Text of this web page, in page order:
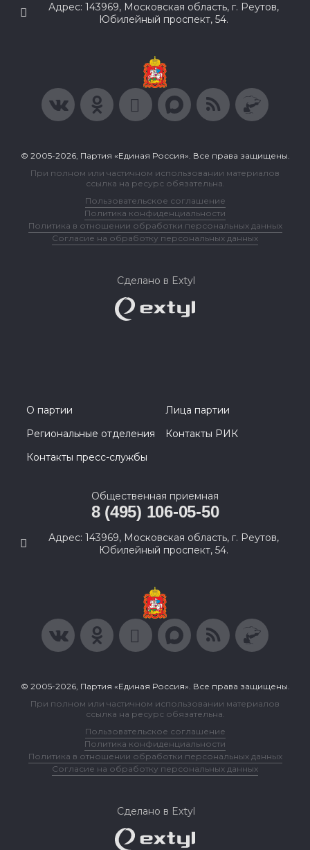
Адрес: 143969, Московская область, г. Реутов,
Юбилейный проспект, 54.
© 2005-2026, Партия «Единая Россия». Все права защищены.
При полном или частичном использовании материалов
ссылка на ресурс обязательна.
Пользовательское соглашение
Политика конфиденциальности
Политика в отношении обработки персональных данных
Согласие на обработку персональных данных
Сделано в Extyl
О партии
Лица партии
Региональные отделения
Контакты РИК
Контакты пресс-службы
Общественная приемная
8 (495) 106-05-50
Адрес: 143969, Московская область, г. Реутов,
Юбилейный проспект, 54.
© 2005-2026, Партия «Единая Россия». Все права защищены.
При полном или частичном использовании материалов
ссылка на ресурс обязательна.
Пользовательское соглашение
Политика конфиденциальности
Политика в отношении обработки персональных данных
Согласие на обработку персональных данных
Сделано в Extyl